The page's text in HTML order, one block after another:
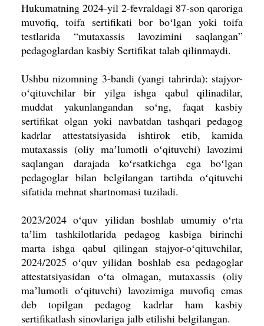
Hukumatning 2024-yil 2-fevraldagi 87-son qaroriga
muvofiq, toifa sertifikati bor boʻlgan yoki toifa
testlarida “mutaxassis lavozimini saqlangan”
pedagoglardan kasbiy Sertifikat talab qilinmaydi.
Ushbu nizomning 3-bandi (yangi tahrirda): stajyor-
oʻqituvchilar bir yilga ishga qabul qilinadilar,
muddat yakunlangandan soʻng, faqat kasbiy
sertifikat olgan yoki navbatdan tashqari pedagog
kadrlar attestatsiyasida ishtirok etib, kamida
mutaxassis (oliy maʼlumotli oʻqituvchi) lavozimi
saqlangan darajada koʻrsatkichga ega boʻlgan
pedagoglar bilan belgilangan tartibda oʻqituvchi
sifatida mehnat shartnomasi tuziladi.
2023/2024 oʻquv yilidan boshlab umumiy oʻrta
taʼlim tashkilotlarida pedagog kasbiga birinchi
marta ishga qabul qilingan stajyor-oʻqituvchilar,
2024/2025 oʻquv yilidan boshlab esa pedagoglar
attestatsiyasidan oʻta olmagan, mutaxassis (oliy
maʼlumotli oʻqituvchi) lavozimiga muvofiq emas
deb topilgan pedagog kadrlar ham kasbiy
sertifikatlash sinovlariga jalb etilishi belgilangan.